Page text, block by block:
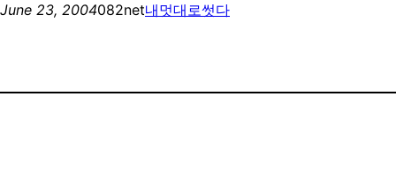
June 23, 2004082net내멋대로썻다